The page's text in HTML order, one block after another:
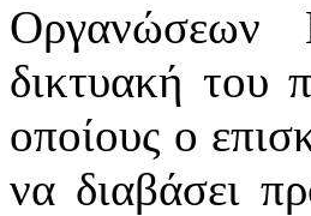
Οργανώσεων
δικτυακή του
οποίους ο
να διαβάσει